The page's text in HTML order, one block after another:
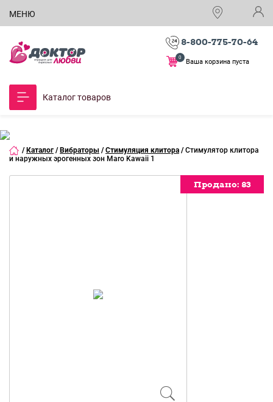
МЕНЮ
8-800-775-70-64
Ваша корзина пуста
0
Каталог товаров
/ Каталог / Вибраторы / Стимуляция клитора / Стимулятор клитора
и наружных эрогенных зон Maro Kawaii 1
Продано: 83
Продано: 83
Продано: 83
Продано: 83
Продано: 83
Продано: 83
Продано: 83